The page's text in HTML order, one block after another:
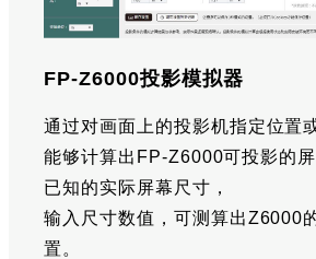
FP-Z6000投影模拟器
通过对画面上的投影机指定位置
能够计算出FP-Z6000可投影的
已知的实际屏幕尺寸，
输入尺寸数值，可测算出Z6000
置。